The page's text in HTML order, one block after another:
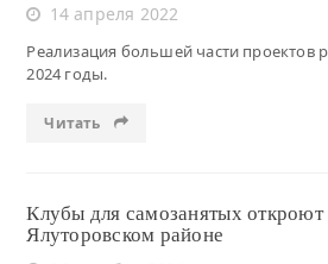
14 апреля 2022
Реализация большей части проектов
2024 годы.
Читать
Клубы для самозанятых откроют
Ялуторовском районе